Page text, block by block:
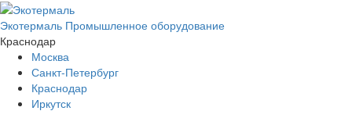
Экотермаль Промышленное оборудование
Краснодар
Москва
Санкт-Петербург
Краснодар
Иркутск